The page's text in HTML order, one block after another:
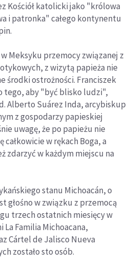
Kościół katolicki jako "królowa
i patronka" całego kontynentu
Meksyku przemocy związanej z
z wizytą papieża nie
środki ostrożności. Franciszek
tego, aby "być blisko ludzi",
Alberto Suárez Inda, arcybiskup
z gospodarzy papieskiej
uwagę, że po papieżu nie
w rękach Boga, a
zdarzyć w każdym miejscu na
stanu Michoacán, o
głośno w związku z przemocą
trzech ostatnich miesięcy w
Familia Michoacana,
Cártel de Jalisco Nueva
zostało sto osób.